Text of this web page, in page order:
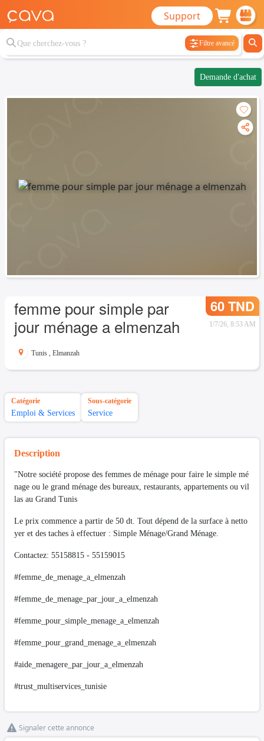
Support
Filtre avancé
Demande d'achat
femme pour simple par
jour ménage a elmenzah
60 TND
1/7/26, 8:53 AM
Tunis , Elmanzah
Catégorie
Emploi & Services
Sous-catégorie
Service
Description
"Notre société propose des femmes de ménage pour faire le simple mé
nage ou le grand ménage des bureaux, restaurants, appartements ou vil
las au Grand Tunis
Le prix commence a partir de 50 dt. Tout dépend de la surface à netto
yer et des taches à effectuer : Simple Ménage/Grand Ménage.
Contactez: 55158815 - 55159015
#femme_de_menage_a_elmenzah
#femme_de_menage_par_jour_a_elmenzah
#femme_pour_simple_menage_a_elmenzah
#femme_pour_grand_menage_a_elmenzah
#aide_menagere_par_jour_a_elmenzah
#trust_multiservices_tunisie
Signaler cette annonce